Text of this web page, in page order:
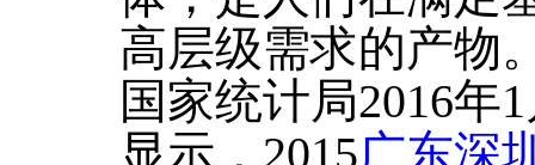
高层级需求的产物
国家统计局2016年